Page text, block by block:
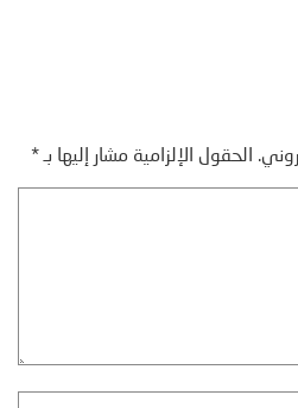
الحقول الإلزامية مشار إليها بـ*